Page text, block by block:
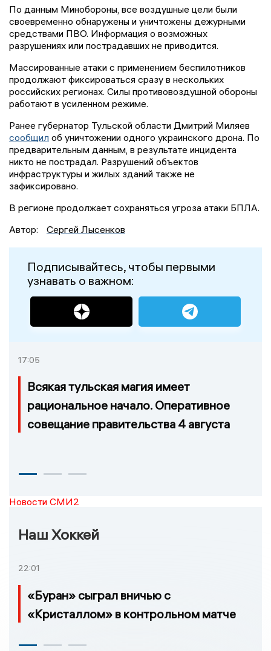
По данным Минобороны, все воздушные цели были
своевременно обнаружены и уничтожены дежурными
средствами ПВО. Информация о возможных
разрушениях или пострадавших не приводится.
Массированные атаки с применением беспилотников
продолжают фиксироваться сразу в нескольких
российских регионах. Силы противовоздушной обороны
работают в усиленном режиме.
Ранее губернатор Тульской области Дмитрий Миляев
сообщил об уничтожении одного украинского дрона. По
предварительным данным, в результате инцидента
никто не пострадал. Разрушений объектов
инфраструктуры и жилых зданий также не
зафиксировано.
В регионе продолжает сохраняться угроза атаки БПЛА.
Автор:
Сергей Лысенков
Подписывайтесь, чтобы первыми
узнавать о важном:
17:05
Всякая тульская магия имеет
рациональное начало. Оперативное
совещание правительства 4 августа
Новости СМИ2
Наш Хоккей
22:01
«Буран» сыграл вничью с
«Кристаллом» в контрольном матче